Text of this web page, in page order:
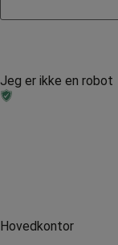
Jeg er ikke en robot
Hovedkontor